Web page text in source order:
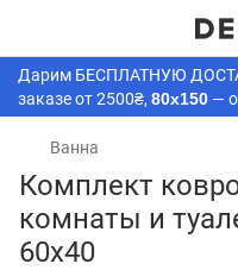
Дарим БЕСПЛАТНУЮ
заказе от 2500₴, 80х150 —
Ванна
Комплект
комнаты и
60х40